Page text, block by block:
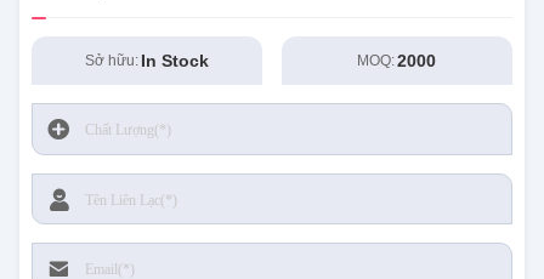
Sở hữu: In Stock MOQ:2000